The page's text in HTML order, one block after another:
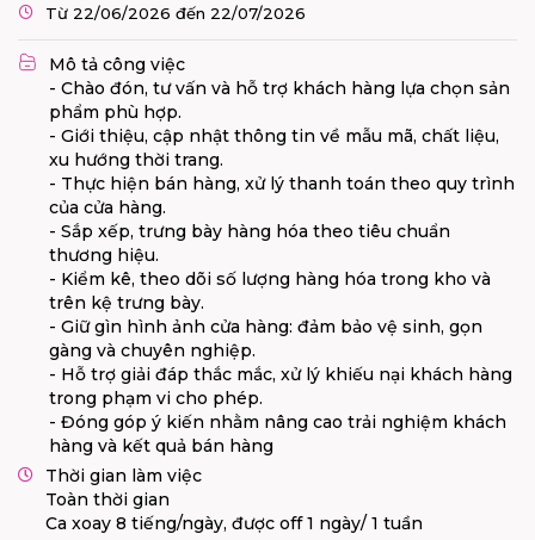
Từ 22/06/2026 đến 22/07/2026
Mô tả công việc
- Chào đón, tư vấn và hỗ trợ khách hàng lựa chọn sản
phẩm phù hợp.
- Giới thiệu, cập nhật thông tin về mẫu mã, chất liệu,
xu hướng thời trang.
- Thực hiện bán hàng, xử lý thanh toán theo quy trình
của cửa hàng.
- Sắp xếp, trưng bày hàng hóa theo tiêu chuẩn
thương hiệu.
- Kiểm kê, theo dõi số lượng hàng hóa trong kho và
trên kệ trưng bày.
- Giữ gìn hình ảnh cửa hàng: đảm bảo vệ sinh, gọn
gàng và chuyên nghiệp.
- Hỗ trợ giải đáp thắc mắc, xử lý khiếu nại khách hàng
trong phạm vi cho phép.
- Đóng góp ý kiến nhằm nâng cao trải nghiệm khách
hàng và kết quả bán hàng
Thời gian làm việc
Toàn thời gian
Ca xoay 8 tiếng/ngày, được off 1 ngày/ 1 tuần